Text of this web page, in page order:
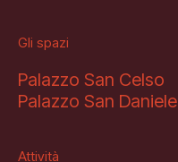
Gli spazi
Palazzo San Celso
Palazzo San Daniele
Attività